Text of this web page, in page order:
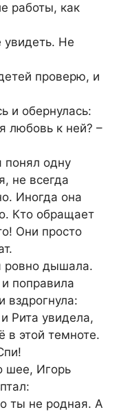
работы, как
Не
проверю, и
и обернулась:
любовь к ней? –
понял одну
не всегда
Иногда она
Кто обращает
Они просто
ровно дышала.
поправила
Рита увидела,
в этой темноте.
шее, Игорь
ты не родная. А